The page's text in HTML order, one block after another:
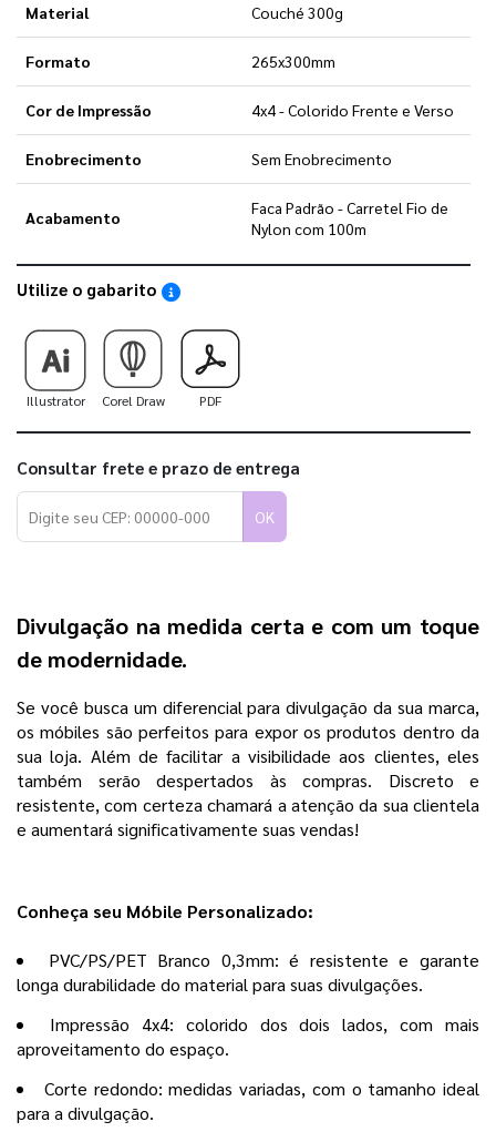
Material Couché 300g
Formato 265x300mm
Cor de Impressão 4x4 - Colorido Frente e Verso
Enobrecimento Sem Enobrecimento
Acabamento
Faca Padrão - Carretel Fio de
Nylon com 100m
Utilize o gabarito Saiba como utilizar os nossos gabaritos
Illustrator Corel Draw PDF
Consultar frete e prazo de entrega
OK
Divulgação na medida certa e com um toque
de modernidade.
Se você busca um diferencial para divulgação da sua marca,
os móbiles são perfeitos para expor os produtos dentro da
sua loja. Além de facilitar a visibilidade aos clientes, eles
também serão despertados às compras. Discreto e
resistente, com certeza chamará a atenção da sua clientela
e aumentará significativamente suas vendas!
Conheça seu Móbile Personalizado:
PVC/PS/PET Branco 0,3mm: é resistente e garante
longa durabilidade do material para suas divulgações.
Impressão 4x4: colorido dos dois lados, com mais
aproveitamento do espaço.
Corte redondo: medidas variadas, com o tamanho ideal
para a divulgação.